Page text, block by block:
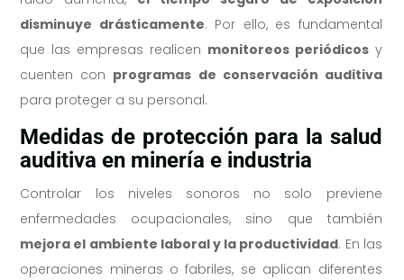
disminuye drásticamente. Por ello, es fundamental
que las empresas realicen monitoreos periódicosy
cuenten con programas de conservación auditiva
para proteger a su personal.
Medidas de protección para la salud
auditiva en minería e industria
Controlar los niveles sonoros no solo previene
enfermedades ocupacionales, sino que también
mejora el ambiente laboral y la productividad. En las
operaciones mineras o fabriles, se aplican diferentes